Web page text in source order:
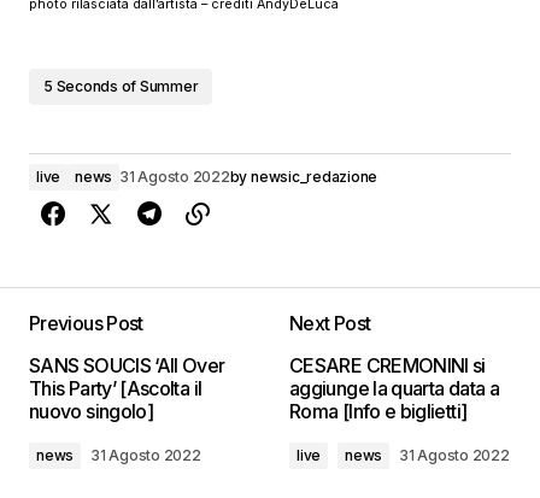
photo rilasciata dall’artista – crediti AndyDeLuca
5 Seconds of Summer
live news 31 Agosto 2022by newsic_redazione
Previous Post
SANS SOUCIS ‘All Over
This Party’ [Ascolta il
nuovo singolo]
news 31 Agosto 2022
Next Post
CESARE CREMONINI si
aggiunge la quarta data a
Roma [Info e biglietti]
live news 31 Agosto 2022